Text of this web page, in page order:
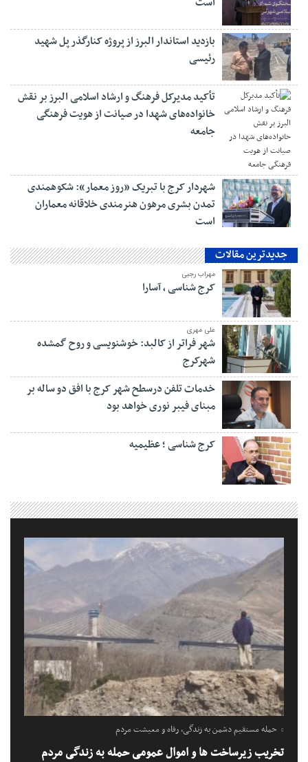
بازدید استاندار البرز از پروژه کنارگذر پل شهید
رئیسی
تأکید مدیرکل فرهنگ و ارشاد اسلامی البرز بر نقش
خانواده‌های شهدا در صیانت از هویت فرهنگی
جامعه
شهردار کرج با تبریک «روز معمار»: شکوهمندی
تمدن بشری مرهون هنرمندی خلاقانه معماران
است
جدیدترین مقالات
مهراب رجبی
کرج شناسی ، آسارا
علی مهری
شهر فراتر از کالبد: خوشنویسی و روح گمشده
شهرکرج
خدمات تلفن درسطح شهر کرج با افق دو ساله بر
مبنای فیبر نوری خواهد بود
کرج شناسی ؛ عظیمیه
حمله مستقیم دشمن به زندگی، رفاه و معیشت مردم
تخریب زیرساخت ها و اموال عمومی حمله به زندگی مردم